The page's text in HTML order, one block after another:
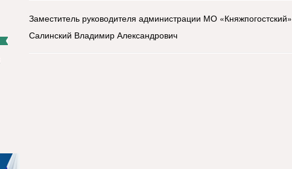
Заместитель руководителя администрации МО «Княжпогостский»
Салинский Владимир Александрович